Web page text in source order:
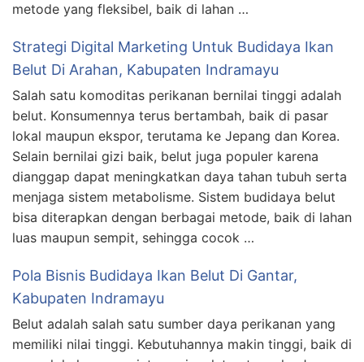
metode yang fleksibel, baik di lahan …
Strategi Digital Marketing Untuk Budidaya Ikan
Belut Di Arahan, Kabupaten Indramayu
Salah satu komoditas perikanan bernilai tinggi adalah
belut. Konsumennya terus bertambah, baik di pasar
lokal maupun ekspor, terutama ke Jepang dan Korea.
Selain bernilai gizi baik, belut juga populer karena
dianggap dapat meningkatkan daya tahan tubuh serta
menjaga sistem metabolisme. Sistem budidaya belut
bisa diterapkan dengan berbagai metode, baik di lahan
luas maupun sempit, sehingga cocok …
Pola Bisnis Budidaya Ikan Belut Di Gantar,
Kabupaten Indramayu
Belut adalah salah satu sumber daya perikanan yang
memiliki nilai tinggi. Kebutuhannya makin tinggi, baik di